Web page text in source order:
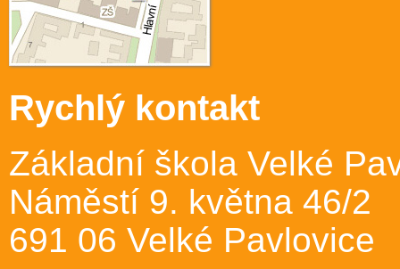
Rychlý kontakt
Základní škola Velké
Náměstí 9. května 46/2
691 06 Velké Pavlovice